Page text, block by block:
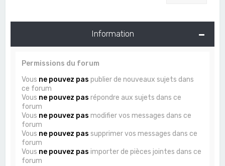
Information
Permissions du forum
Vous ne pouvez pas publier de nouveaux sujets dans
ce forum
Vous ne pouvez pas répondre aux sujets dans ce
forum
Vous ne pouvez pas modifier vos messages dans ce
forum
Vous ne pouvez pas supprimer vos messages dans ce
forum
Vous ne pouvez pas importer de pièces jointes dans ce
forum